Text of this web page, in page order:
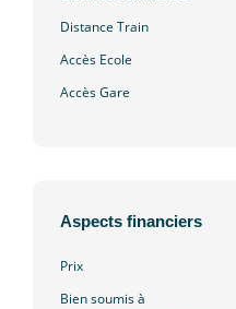
Distance Train
Accès Ecole
Accès Gare
Aspects financiers
Prix
Bien soumis à